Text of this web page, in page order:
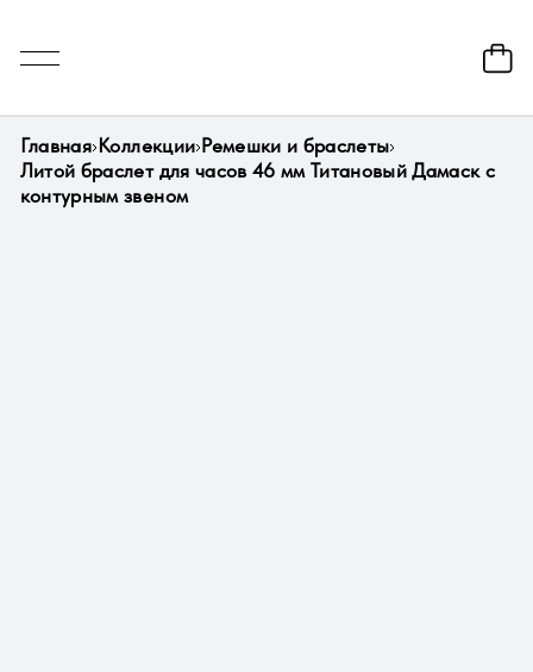
Главная Коллекции Ремешки и браслеты
Литой браслет для часов 46 мм Титановый Дамаск с
контурным звеном